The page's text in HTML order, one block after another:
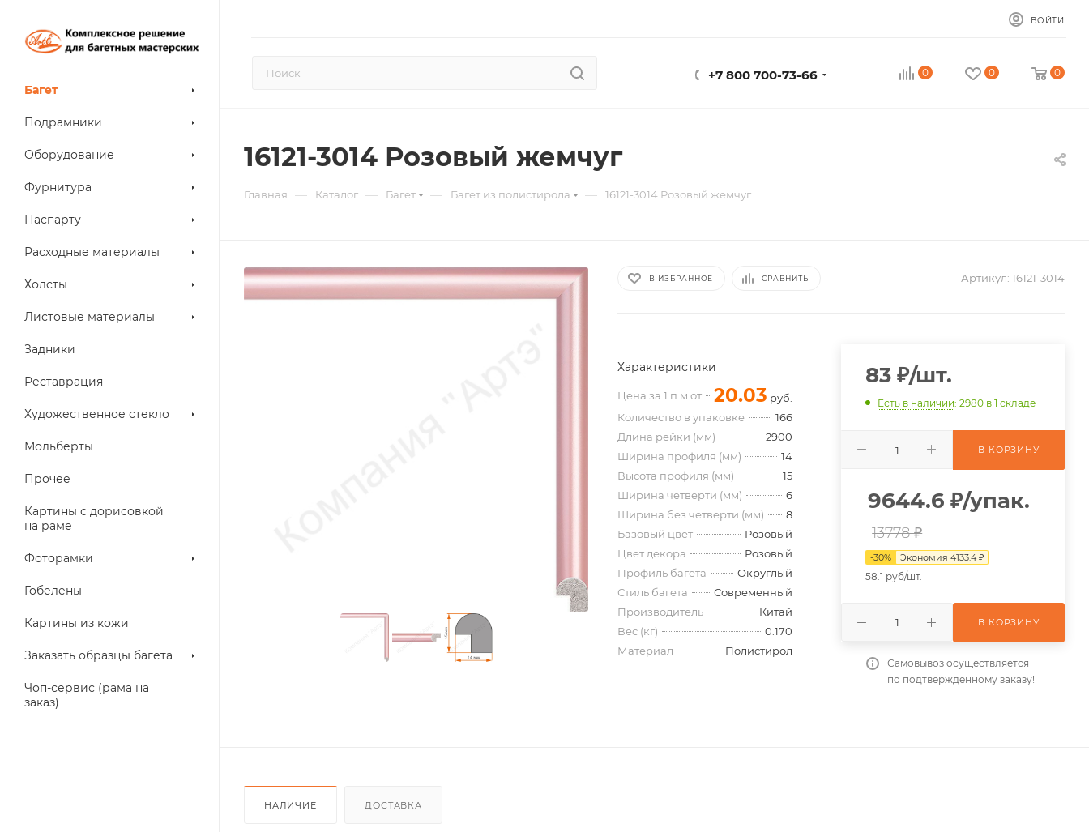
ВОЙТИ
+7 800 700-73-66 0 0 0
Багет
Подрамники
Оборудование
Фурнитура
Паспарту
Расходные материалы
Холсты
Листовые материалы
Задники
Реставрация
Художественное стекло
Мольберты
Прочее
Картины с дорисовкой
на раме
Фоторамки
Гобелены
Картины из кожи
Заказать образцы багета
Чоп-сервис (рама на
заказ)
16121-3014 Розовый жемчуг
Главная — Каталог — Багет — Багет из полистирола — 16121-3014 Розовый жемчуг
В ИЗБРАННОЕ СРАВНИТЬ Артикул: 16121-3014
Характеристики
Цена за 1 п.м от 20.03 руб.
Количество в упаковке
166
Длина рейки (мм)
2900
Ширина профиля (мм)
14
Высота профиля (мм)
15
Ширина четверти (мм)
6
Ширина без четверти (мм)
8
Базовый цвет
Розовый
Цвет декора
Розовый
Профиль багета
Округлый
Стиль багета
Современный
Производитель
Китай
Вес (кг)
0.170
Материал
Полистирол
83 ₽/шт.
Есть в наличии: 2980 в 1 складе
В КОРЗИНУ
9644.6 ₽/упак.
13778 ₽
-30% Экономия4133.4 ₽
58.1 руб/шт.
В КОРЗИНУ
Самовывоз осуществляется
по подтвержденному заказу!
НАЛИЧИЕ ДОСТАВКА